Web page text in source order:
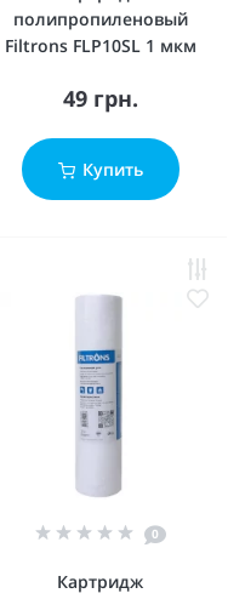
полипропиленовый
Filtrons FLP10SL 1 мкм
49 грн.
Купить
0
Картридж